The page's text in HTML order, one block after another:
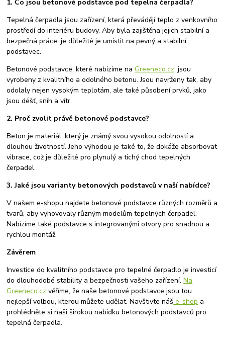
1. Co jsou betonové podstavce pod tepelná čerpadla?
Tepelná čerpadla jsou zařízení, která převádějí teplo z venkovního
prostředí do interiéru budovy. Aby byla zajištěna jejich stabilní a
bezpečná práce, je důležité je umístit na pevný a stabilní
podstavec.
Betonové podstavce, které nabízíme naGreeneco.cz, jsou
vyrobeny z kvalitního a odolného betonu. Jsou navrženy tak, aby
odolaly nejen vysokým teplotám, ale také působení prvků, jako
jsou déšť, sníh a vítr.
2. Proč zvolit právě betonové podstavce?
Beton je materiál, který je známý svou vysokou odolností a
dlouhou životností. Jeho výhodou je také to, že dokáže absorbovat
vibrace, což je důležité pro plynulý a tichý chod tepelných
čerpadel.
3. Jaké jsou varianty betonových podstavců v naší nabídce?
V našem e-shopu najdete betonové podstavce různých rozměrů a
tvarů, aby vyhovovaly různým modelům tepelných čerpadel.
Nabízíme také podstavce s integrovanými otvory pro snadnou a
rychlou montáž.
Závěrem
Investice do kvalitního podstavce pro tepelné čerpadlo je investicí
do dlouhodobé stability a bezpečnosti vašeho zařízení.Na
Greeneco.cz věříme, že naše betonové podstavce jsou tou
nejlepší volbou, kterou můžete udělat. Navštivte náš e-shop a
prohlédněte si naši širokou nabídku betonových podstavců pro
tepelná čerpadla.